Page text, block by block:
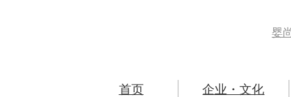
婴
首页 企业・文化